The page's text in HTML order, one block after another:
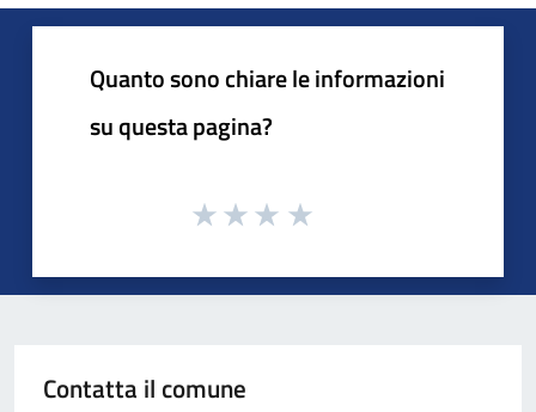
Quanto sono chiare le informazioni
su questa pagina?
Contatta il comune